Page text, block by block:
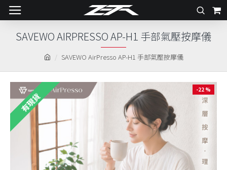
SAVEWO AirPresso AP-H1 手部氣壓按摩儀
SAVEWO AIRPRESSO AP-H1 手部氣壓按摩儀
有現貨
-22 %